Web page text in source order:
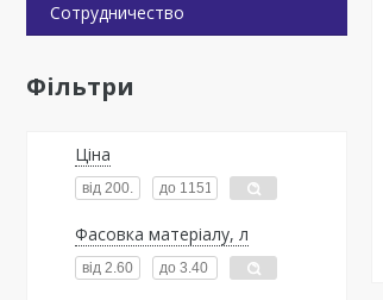
Сотрудничество
Фільтри
Ціна
Фасовка матеріалу, л